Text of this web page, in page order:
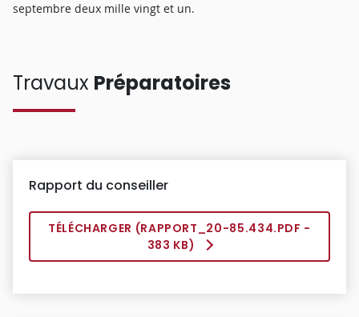
septembre deux mille vingt et un.
Travaux Préparatoires
Rapport du conseiller
TÉLÉCHARGER (RAPPORT_20-85.434.PDF -
383 KB)